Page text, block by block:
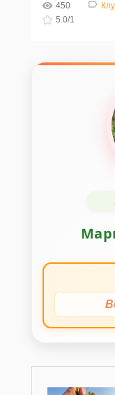
450
5.0/1